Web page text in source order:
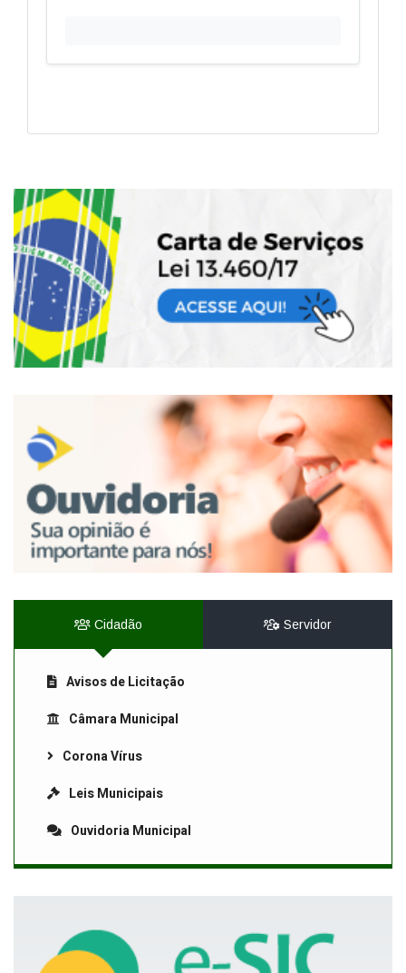
Cidadão Servidor
Avisos de Licitação
Câmara Municipal
Corona Vírus
Leis Municipais
Ouvidoria Municipal